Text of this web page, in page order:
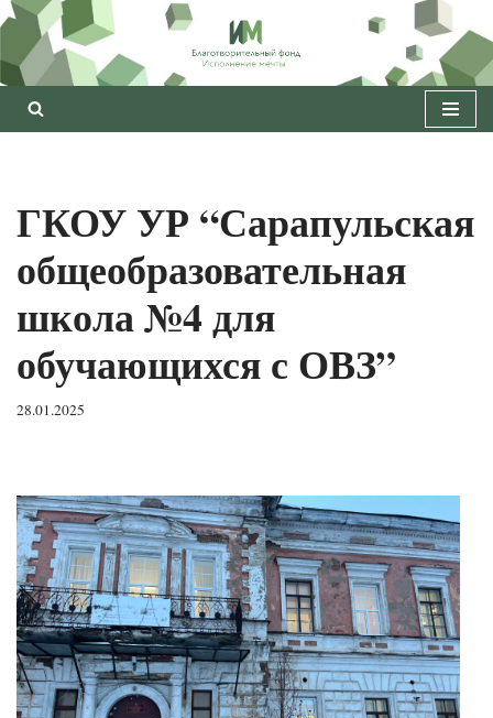
Перейти
к
содержимому
ГКОУ УР “Сарапульская
общеобразовательная
школа №4 для
обучающихся с ОВЗ”
28.01.2025